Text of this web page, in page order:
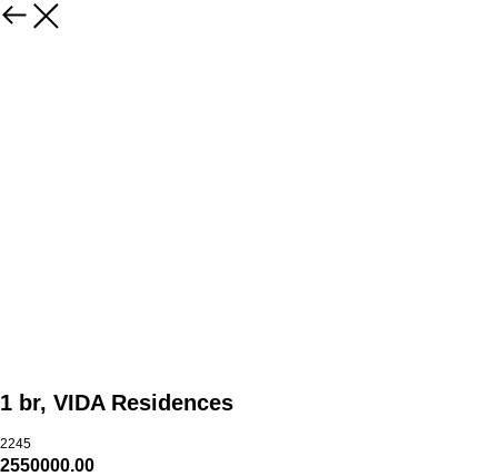
1 br, VIDA Residences
2245
2550000.00